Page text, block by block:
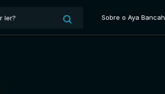
Sobre o Aya Bancah